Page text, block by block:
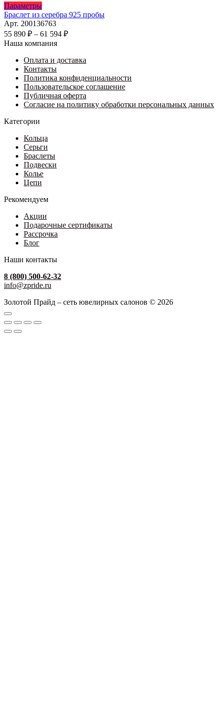
ПараметрыЭтот
товар
имеет
несколько
вариаций.
можно
выбрать
на
странице
товара.
Браслет из серебра 925 пробы
Арт. 200136763
55 890 ₽ – 61 594 ₽Диапазон
890 ₽
61
594 ₽
Наша компания
Оплата и доставка
Контакты
Политика конфиденциальности
Пользовательское соглашение
Публичная оферта
Согласие на политику обработки персональных данных
Категории
Кольца
Серьги
Браслеты
Подвески
Колье
Цепи
Рекомендуем
Акции
Подарочные сертификаты
Рассрочка
Блог
Наши контакты
8 (800) 500-62-32
info@zpride.ru
Золотой Прайд – сеть ювелирных салонов © 2026